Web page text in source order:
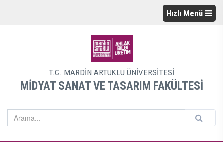
Hızlı Menü
T.C. MARDİN ARTUKLU ÜNİVERSİTESİ
MİDYAT SANAT VE TASARIM FAKÜLTESİ